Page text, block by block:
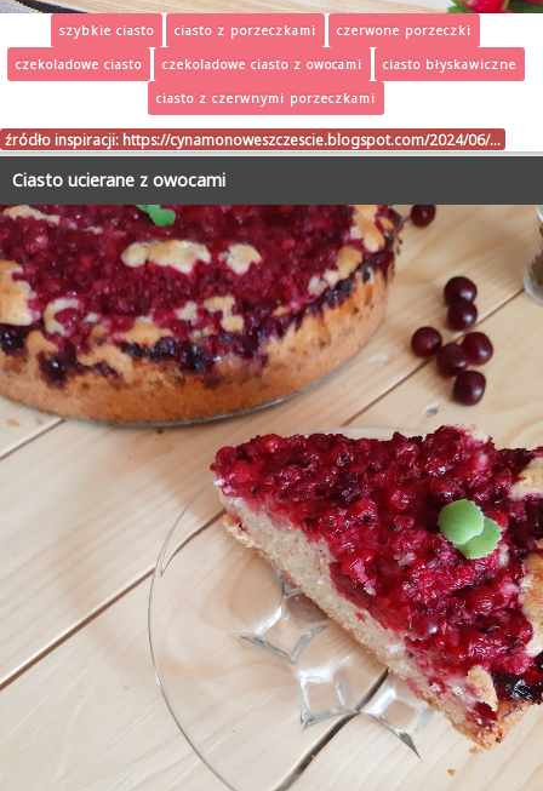
szybkie ciasto ciasto z porzeczkami
czerwone porzeczki
czekoladowe ciasto
czekoladowe ciasto z owocami
ciasto błyskawiczne
ciasto z czerwnymi porzeczkami
źródło inspiracji: https://cynamonoweszczescie.blogspot.com/2024/06/…
Ciasto ucierane z owocami